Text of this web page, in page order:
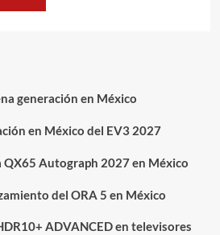
generación en México
en México del EV3 2027
QX65 Autograph 2027 en México
del ORA 5 en México
ADVANCED en televisores